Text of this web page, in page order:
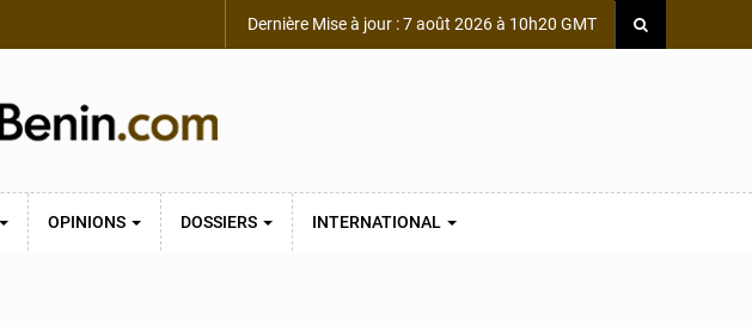
Dernière Mise à jour : 7 août 2026 à 10h20 GMT
OPINIONS DOSSIERS INTERNATIONAL